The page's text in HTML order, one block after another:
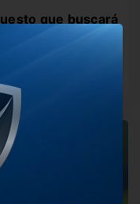
que buscará